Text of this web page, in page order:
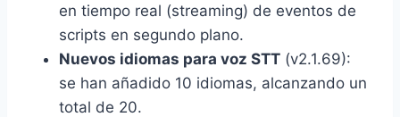
en tiempo real (streaming) de eventos de
scripts en segundo plano.
Nuevos idiomas para voz STT (v2.1.69):
se han añadido 10 idiomas, alcanzando un
total de 20.